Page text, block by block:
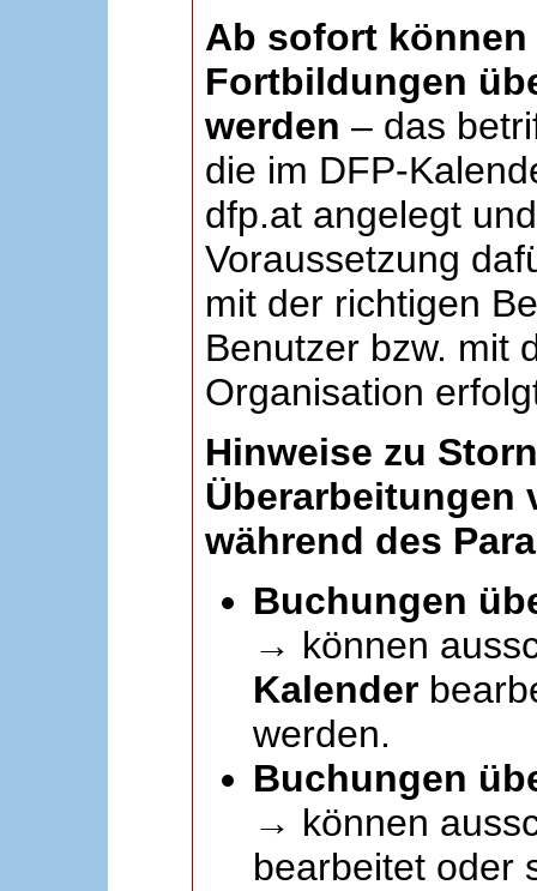
Ab sofort können
Fortbildungen
werden – das
die im DFP-
dfp.at angelegt
Voraussetzung
mit der richtigen
Benutzer bzw. mit
Organisation
Hinweise zu
Überarbeitungen
während des
Buchungen
→ können
Kalender
werden.
Buchungen
→ können
bearbeitet oder